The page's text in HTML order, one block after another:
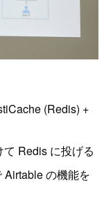
(Redis) +
Redis に投げる
の機能を